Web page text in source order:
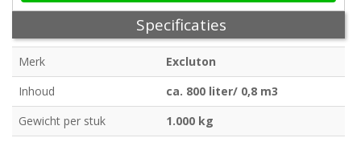
Specificaties
Merk
Excluton
Inhoud
ca. 800 liter/ 0,8 m3
Gewicht per stuk
1.000 kg